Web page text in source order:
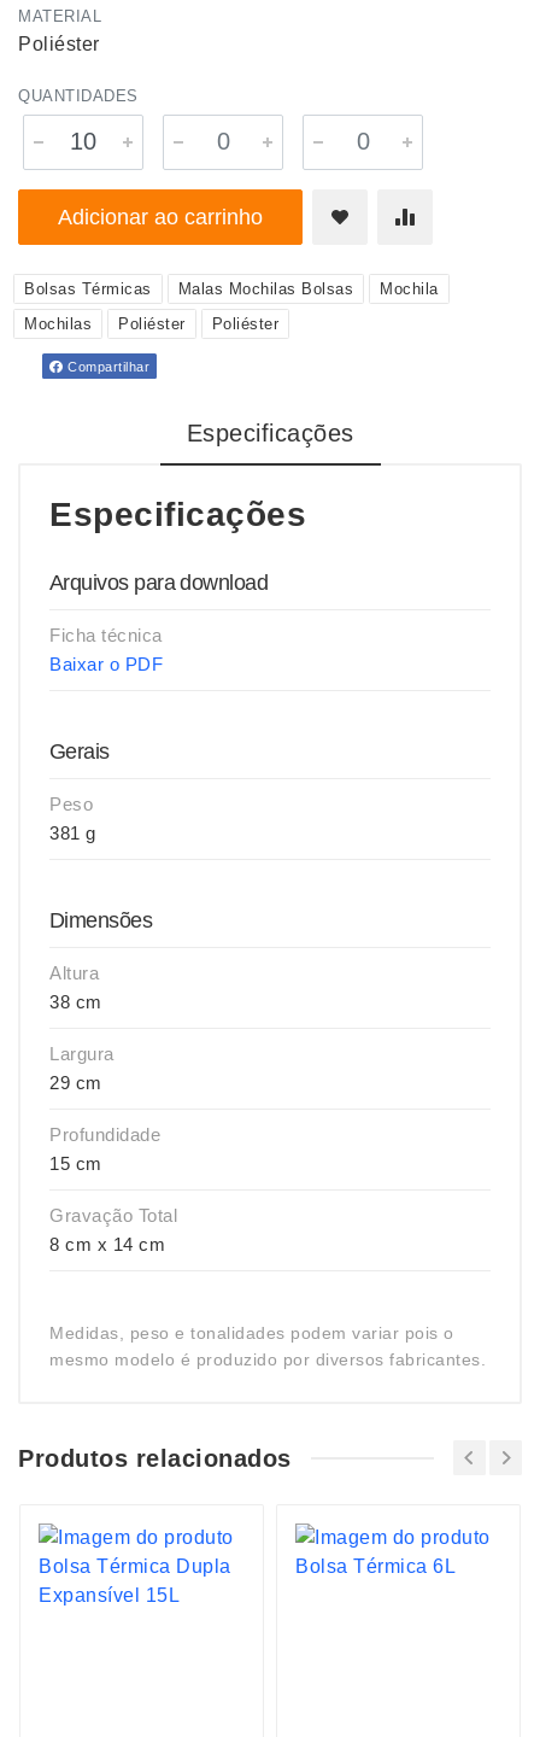
MATERIAL
Poliéster
QUANTIDADES
Adicionar ao carrinho
Bolsas Térmicas Malas Mochilas Bolsas
Mochila
Mochilas
Poliéster Poliéster
Compartilhar
Especificações
Especificações
Arquivos para download
Ficha técnica
Baixar o PDF
Gerais
Peso
381 g
Dimensões
Altura
38 cm
Largura
29 cm
Profundidade
15 cm
Gravação Total
8 cm x 14 cm
Medidas, peso e tonalidades podem variar pois o
mesmo modelo é produzido por diversos fabricantes.
Produtos relacionados